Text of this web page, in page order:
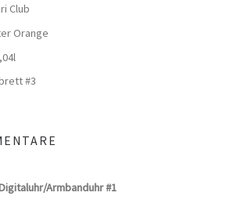
Club
Orange
#3
Armbanduhr #1